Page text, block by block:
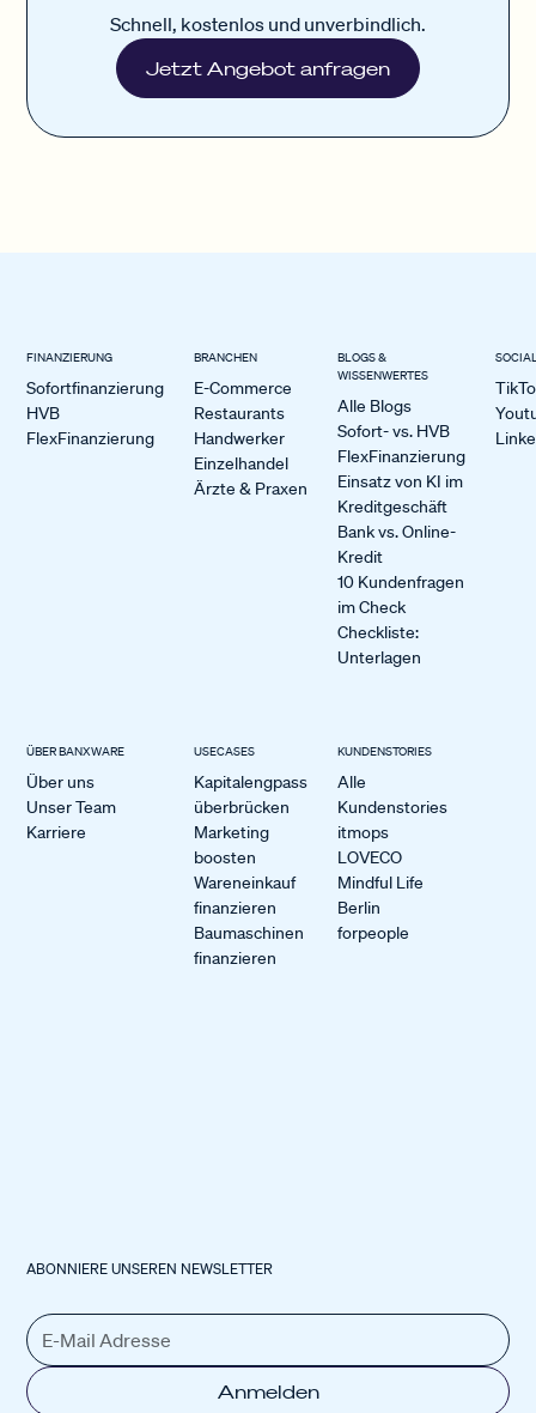
Schnell, kostenlos und unverbindlich.
Jetzt Angebot anfragen
FINANZIERUNG
Sofortfinanzierung
HVB
FlexFinanzierung
BRANCHEN
E-Commerce
Restaurants
Handwerker
Einzelhandel
Ärzte & Praxen
BLOGS &
WISSENWERTES
Alle Blogs
Sofort- vs. HVB
FlexFinanzierung
Einsatz von KI im
Kreditgeschäft
Bank vs. Online-
Kredit
10 Kundenfragen
im Check
Checkliste:
Unterlagen
ÜBER BANXWARE
Über uns
Unser Team
Karriere
USECASES
Kapitalengpass
überbrücken
Marketing
boosten
Wareneinkauf
finanzieren
Baumaschinen
finanzieren
KUNDENSTORIES
Alle
Kundenstories
itmops
LOVECO
Mindful Life
Berlin
forpeople
ABONNIERE UNSEREN NEWSLETTER